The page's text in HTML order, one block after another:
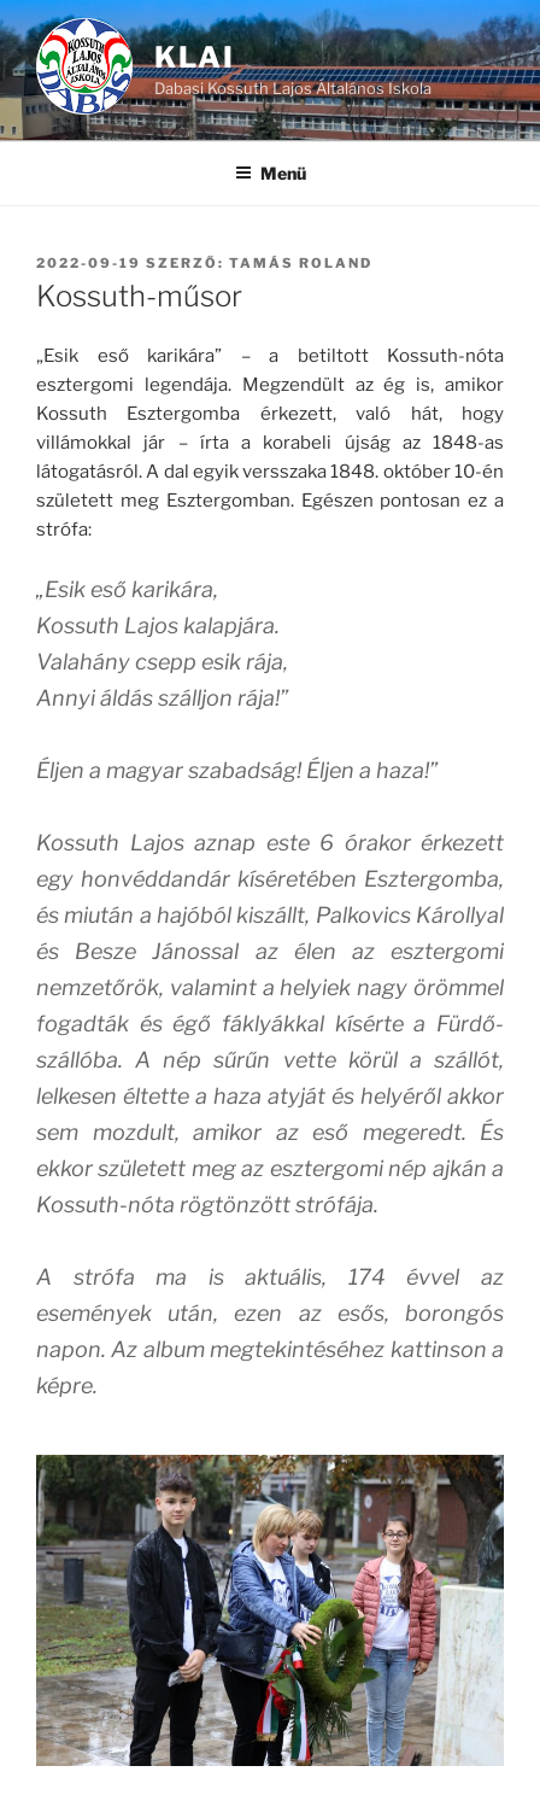
Tartalomhoz
KLAI
Dabasi Kossuth Lajos Általános Iskola
Menü
BEKÜLDVE:
2022-09-19 SZERZŐ: TAMÁS ROLAND
Kossuth-műsor
„Esik eső karikára” – a betiltott Kossuth-nóta
esztergomi legendája. Megzendült az ég is, amikor
Kossuth Esztergomba érkezett, való hát, hogy
villámokkal jár – írta a korabeli újság az 1848-as
látogatásról. A dal egyik versszaka 1848. október 10-én
született meg Esztergomban. Egészen pontosan ez a
strófa:
„Esik eső karikára,
Kossuth Lajos kalapjára.
Valahány csepp esik rája,
Annyi áldás szálljon rája!”
Éljen a magyar szabadság! Éljen a haza!”
Kossuth Lajos aznap este 6 órakor érkezett
egy honvéddandár kíséretében Esztergomba,
és miután a hajóból kiszállt, Palkovics Károllyal
és Besze Jánossal az élen az esztergomi
nemzetőrök, valamint a helyiek nagy örömmel
fogadták és égő fáklyákkal kísérte a Fürdő-
szállóba. A nép sűrűn vette körül a szállót,
lelkesen éltette a haza atyját és helyéről akkor
sem mozdult, amikor az eső megeredt. És
ekkor született meg az esztergomi nép ajkán a
Kossuth-nóta rögtönzött strófája.
A strófa ma is aktuális, 174 évvel az
események után, ezen az esős, borongós
napon. Az album megtekintéséhez kattinson a
képre.